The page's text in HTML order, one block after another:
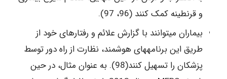
و قرنطینه کمک کنند (96، 97).
بیماران می‎توانند با گزارش علائم و رفتارهای خود از
طریق این برنامه‎های هوشمند، نظارت از راه دور توسط
پزشکان را تسهیل کنند(98). به عنوان مثال، در حین